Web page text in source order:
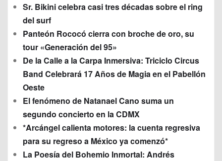
Sr. Bikini celebra casi tres décadas sobre el ring
del surf
Panteón Rococó cierra con broche de oro, su
tour «Generación del 95»
De la Calle a la Carpa Inmersiva: Triciclo Circus
Band Celebrará 17 Años de Magia en el Pabellón
Oeste
El fenómeno de Natanael Cano suma un
segundo concierto en la CDMX
*Arcángel calienta motores: la cuenta regresiva
para su regreso a México ya comenzó*
La Poesía del Bohemio Inmortal: Andrés